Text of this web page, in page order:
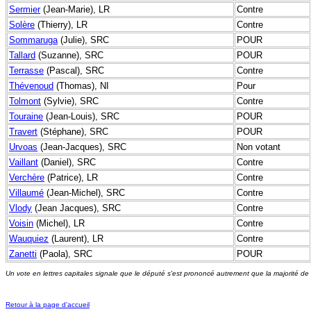
Sermier(Jean-Marie), LR
Contre
Solère (Thierry), LR
Contre
Sommaruga(Julie), SRC
POUR
Tallard (Suzanne), SRC
POUR
Terrasse (Pascal), SRC
Contre
Thévenoud (Thomas), NI
Pour
Tolmont (Sylvie), SRC
Contre
Touraine (Jean-Louis), SRC
POUR
Travert (Stéphane), SRC
POUR
Urvoas (Jean-Jacques), SRC
Non votant
Vaillant (Daniel), SRC
Contre
Verchère (Patrice), LR
Contre
Villaumé (Jean-Michel), SRC
Contre
Vlody (Jean Jacques), SRC
Contre
Voisin (Michel), LR
Contre
Wauquiez (Laurent), LR
Contre
Zanetti (Paola), SRC POUR
Un vote en lettres capitales signale que le député s'est prononcé autrement que la majorité
Retour à la page d'accueil